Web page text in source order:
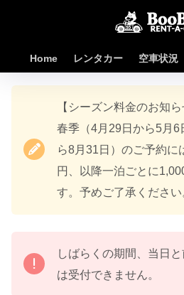
Home レンタカー 空車状況
【シーズン料金のお知ら
春季（4月29日から5月
ら8月31日）のご予約に
円、以降一泊ごとに
す。予めご了承ください
しばらくの期間、当日
は受付できません。